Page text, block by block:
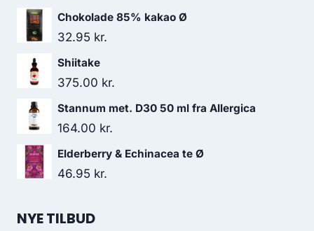
Chokolade 85% kakao Ø
32.95 kr.
Shiitake
375.00 kr.
Stannum met. D30 50 ml fra Allergica
164.00 kr.
Elderberry & Echinacea te Ø
46.95 kr.
NYE TILBUD